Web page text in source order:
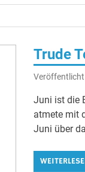
Trude
Juni ist die
atmete mit
Juni über